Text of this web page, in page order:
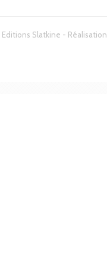
Slatkine - Réalisation